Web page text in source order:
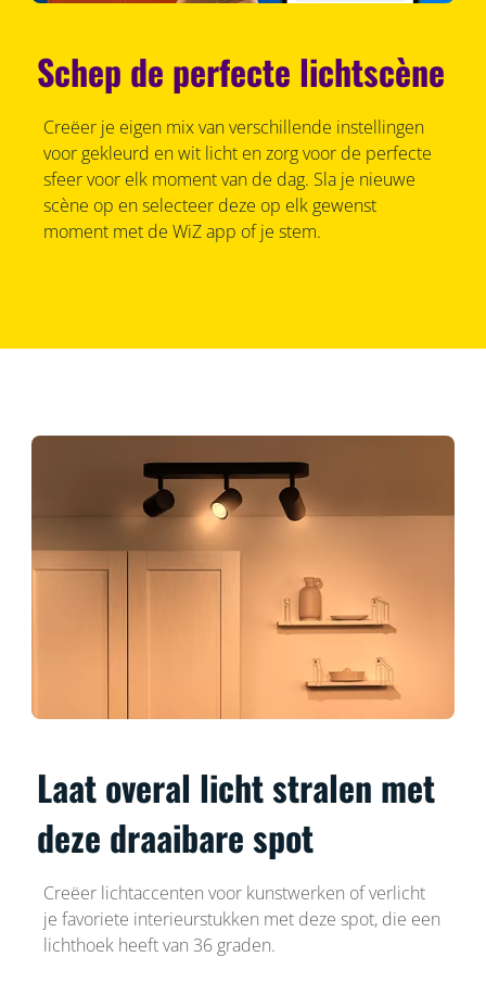
Schep de perfecte lichtscène
Creëer je eigen mix van verschillende instellingen
voor gekleurd en wit licht en zorg voor de perfecte
sfeer voor elk moment van de dag. Sla je nieuwe
scène op en selecteer deze op elk gewenst
moment met de WiZ app of je stem.
Laat overal licht stralen met
deze draaibare spot
Creëer lichtaccenten voor kunstwerken of verlicht
je favoriete interieurstukken met deze spot, die een
lichthoek heeft van 36 graden.